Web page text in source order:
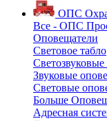
ОПС
Все - ОПС
Оповещатели
Световое табло
Звуковые
Световые
Больше
Адресная